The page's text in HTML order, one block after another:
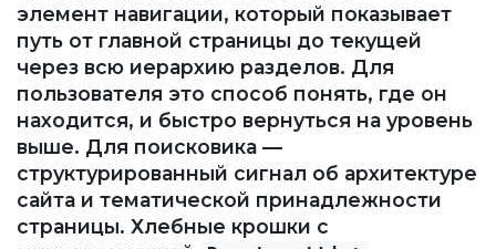
элемент навигации, который показывает
путь от главной страницы до текущей
через всю иерархию разделов. Для
пользователя это способ понять, где он
находится, и быстро вернуться на уровень
выше. Для поисковика —
структурированный сигнал об архитектуре
сайта и тематической принадлежности
страницы. Хлебные крошки с